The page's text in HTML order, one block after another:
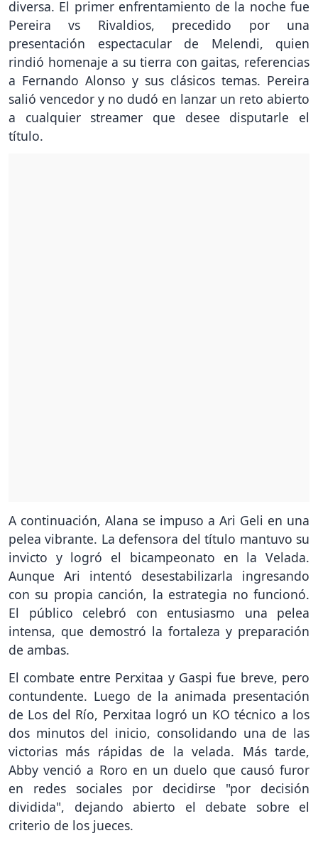
diversa. El primer enfrentamiento de la noche fue
Pereira vs Rivaldios, precedido por una
presentación espectacular de Melendi, quien
rindió homenaje a su tierra con gaitas, referencias
a Fernando Alonso y sus clásicos temas. Pereira
salió vencedor y no dudó en lanzar un reto abierto
a cualquier streamer que desee disputarle el
título.
A continuación, Alana se impuso a Ari Geli en una
pelea vibrante. La defensora del título mantuvo su
invicto y logró el bicampeonato en la Velada.
Aunque Ari intentó desestabilizarla ingresando
con su propia canción, la estrategia no funcionó.
El público celebró con entusiasmo una pelea
intensa, que demostró la fortaleza y preparación
de ambas.
El combate entre Perxitaa y Gaspi fue breve, pero
contundente. Luego de la animada presentación
de Los del Río, Perxitaa logró un KO técnico a los
dos minutos del inicio, consolidando una de las
victorias más rápidas de la velada. Más tarde,
Abby venció a Roro en un duelo que causó furor
en redes sociales por decidirse "por decisión
dividida", dejando abierto el debate sobre el
criterio de los jueces.